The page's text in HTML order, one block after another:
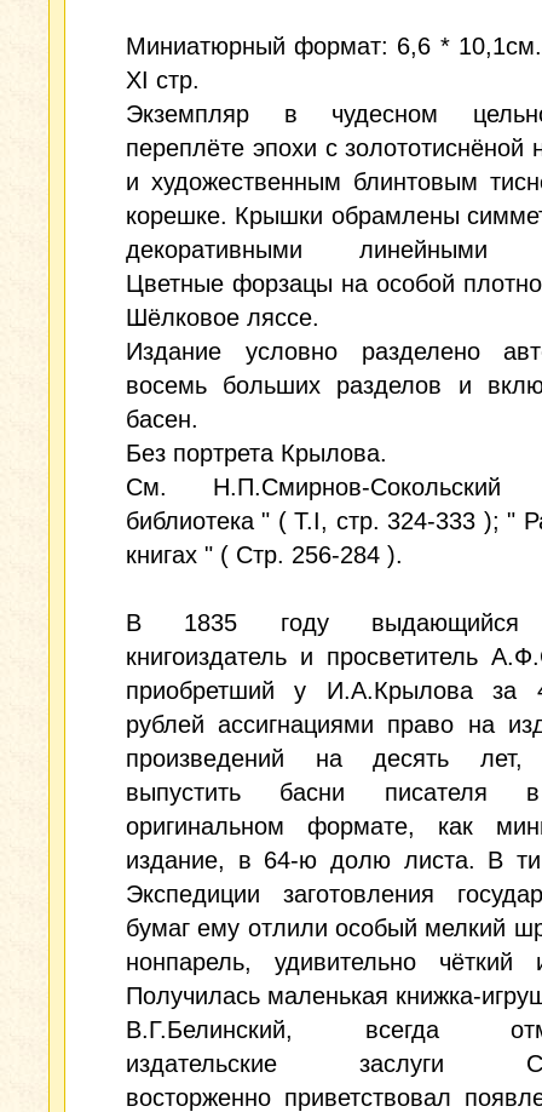
Миниатюрный формат: 6,6 *
XI стр.
Экземпляр в чудесном
переплёте эпохи с золототиснёной
и художественным блинтовым
корешке. Крышки обрамлены
декоративными линейными
Цветные форзацы на особой
Шёлковое ляссе.
Издание условно разделено
восемь больших разделов и
басен.
Без портрета Крылова.
См. Н.П.Смирнов-
библиотека " ( Т.I, стр. 324-333 ); "
книгах " ( Стр. 256-284 ).
В 1835 году выдающийся
книгоиздатель и просветитель
приобретший у И.А.Крылова за
рублей ассигнациями право на
произведений на десять лет,
выпустить басни писателя
оригинальном формате, как
издание, в 64-ю долю листа. В
Экспедиции заготовления
бумаг ему отлили особый мелкий
нонпарель, удивительно
Получилась маленькая книжка-
В.Г.Белинский, всегда
издательские заслуги
восторженно приветствовал